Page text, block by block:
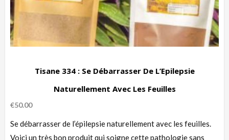
Tisane 334 : Se Débarrasser De L’Epilepsie
Naturellement Avec Les Feuilles
€50.00
Se débarrasser de l’épilepsie naturellement avec les feuilles.
Voici un très bon produit qui soigne cette pathologie sans